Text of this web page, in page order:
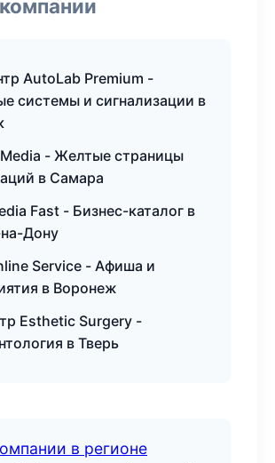
AutoLab Premium -
системы и сигнализации в
- Желтые страницы
в Самара
Fast - Бизнес-каталог в
Дону
Service - Афиша и
в Воронеж
Esthetic Surgery -
в Тверь
в регионе